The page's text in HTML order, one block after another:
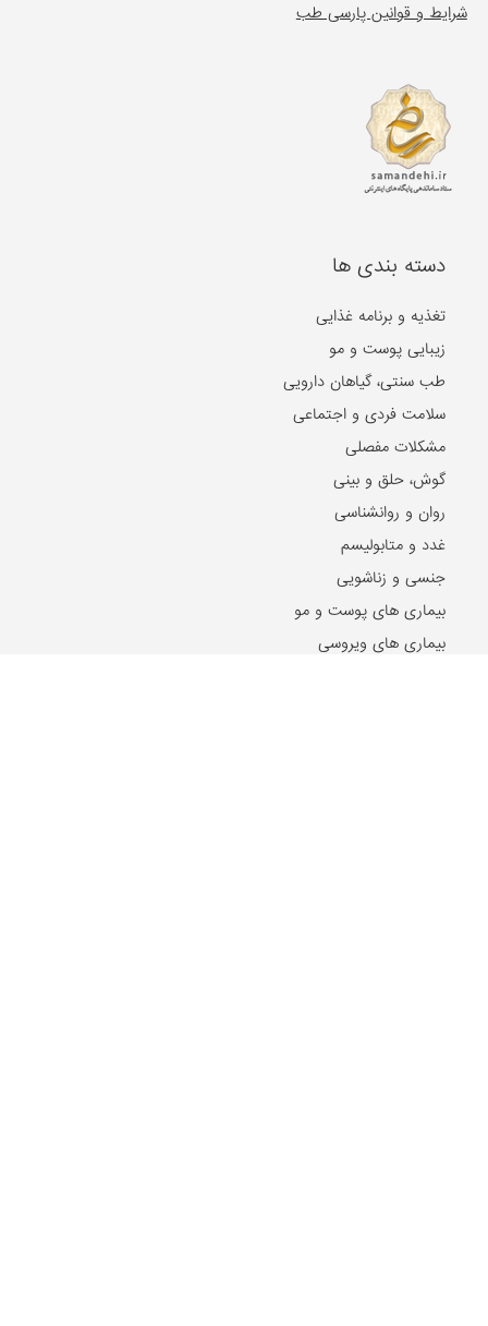
شرایط و قوانین پارسی طب
دسته بندی ها
تغذیه و برنامه غذایی
زیبایی پوست و مو
طب سنتی، گیاهان دارویی
سلامت فردی و اجتماعی
مشکلات مفصلی
گوش، حلق و بینی
روان و روانشناسی
غدد و متابولیسم
جنسی و زناشویی
بیماری های پوست و مو
بیماری های ویروسی